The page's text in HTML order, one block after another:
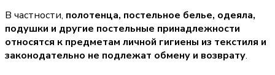
В частности, полотенца, постельное белье, одеяла,
подушки и другие постельные принадлежности
относятся к предметам личной гигиены из текстиля и
законодательно не подлежат обмену и возврату.